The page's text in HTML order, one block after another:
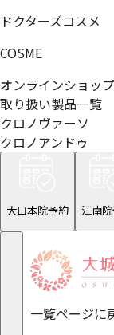
ドクターズコスメ
COSME
オンラインショップ
取り扱い製品一覧
クロノヴァーソ
クロノアンドゥ
大口本院予約 江南
一覧ページに